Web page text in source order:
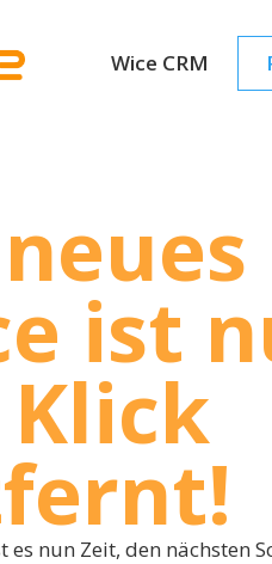
Wice CRM
ist
es nun Zeit, den nächsten